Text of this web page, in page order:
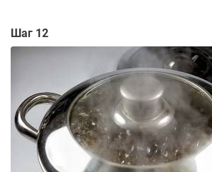
Шаг 12